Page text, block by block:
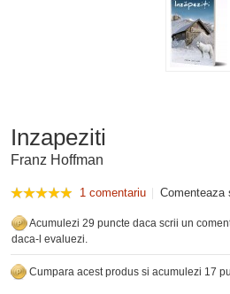
Inzapeziti
Franz Hoffman
1 comentariu Comenteaza
Acumulezi 29 puncte daca scrii un
daca-l evaluezi.
Cumpara acest produs si acumulezi 17